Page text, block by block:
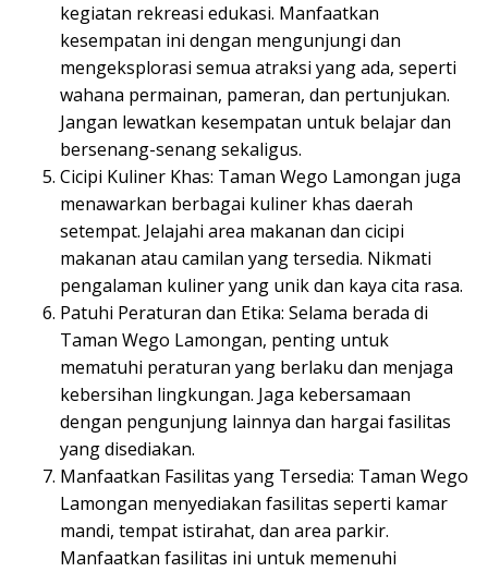
kegiatan rekreasi edukasi. Manfaatkan
kesempatan ini dengan mengunjungi dan
mengeksplorasi semua atraksi yang ada, seperti
wahana permainan, pameran, dan pertunjukan.
Jangan lewatkan kesempatan untuk belajar dan
bersenang-senang sekaligus.
Cicipi Kuliner Khas: Taman Wego Lamongan juga
menawarkan berbagai kuliner khas daerah
setempat. Jelajahi area makanan dan cicipi
makanan atau camilan yang tersedia. Nikmati
pengalaman kuliner yang unik dan kaya cita rasa.
Patuhi Peraturan dan Etika: Selama berada di
Taman Wego Lamongan, penting untuk
mematuhi peraturan yang berlaku dan menjaga
kebersihan lingkungan. Jaga kebersamaan
dengan pengunjung lainnya dan hargai fasilitas
yang disediakan.
Manfaatkan Fasilitas yang Tersedia: Taman Wego
Lamongan menyediakan fasilitas seperti kamar
mandi, tempat istirahat, dan area parkir.
Manfaatkan fasilitas ini untuk memenuhi